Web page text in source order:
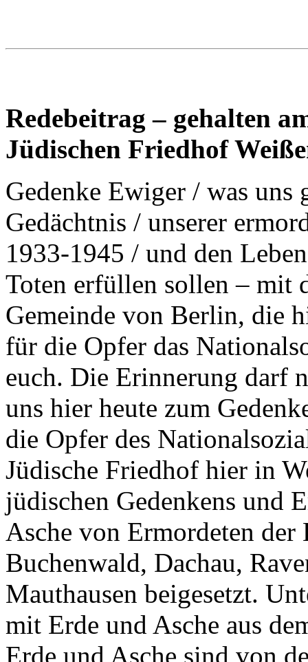
Redebeitrag – gehalten
Jüdischen Friedhof
Gedenke Ewiger / was uns
Gedächtnis / unserer
1933-1945 / und den
Toten erfüllen sollen – mit
Gemeinde von Berlin, die
für die Opfer das
euch. Die Erinnerung darf
uns hier heute zum
die Opfer des
Jüdische Friedhof hier in
jüdischen Gedenkens und
Asche von Ermordeten
Buchenwald, Dachau,
Mauthausen beigesetzt.
mit Erde und Asche aus
Erde und Asche sind von